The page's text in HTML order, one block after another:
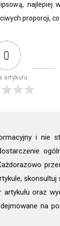
najlepiej
proporcji,
0
artykułu:
i nie
oraz
na